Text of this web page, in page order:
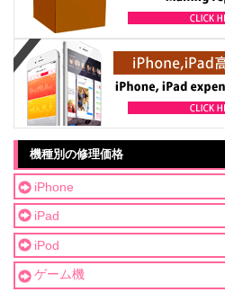
機種別の修理価格
iPhone
iPad
iPod
ゲーム機